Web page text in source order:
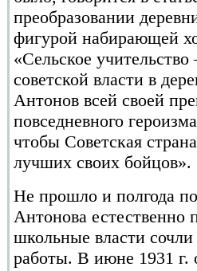
преобразовании
фигурой набирающей
«Сельское
советской власти в
Антонов всей своей
повседневного
чтобы Советская
лучших своих бойцов».
Не прошло и полгода
Антонова
школьные власти
работы. В июне 1931 г.